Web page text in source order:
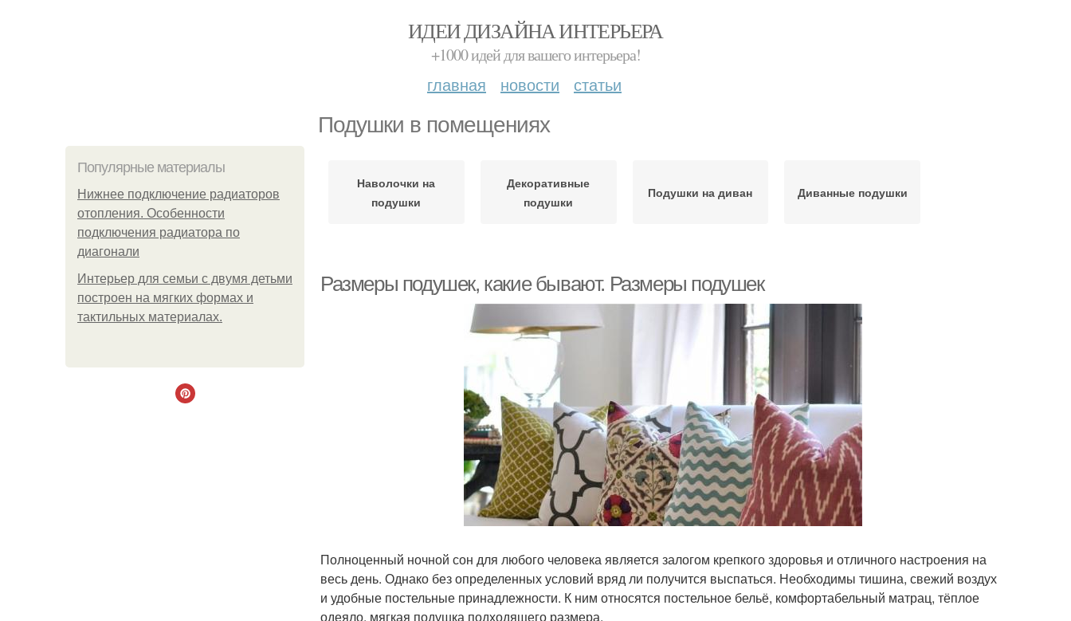
ИДЕИ ДИЗАЙНА ИНТЕРЬЕРА
+1000 идей для вашего интерьера!
главная новости статьи
Подушки в помещениях
Популярные материалы
Нижнее подключение радиаторов
отопления. Особенности
подключения радиатора по
диагонали
Интерьер для семьи с двумя детьми
построен на мягких формах и
тактильных материалах.
Наволочки на
подушки
Декоративные
подушки
Подушки на диван Диванные подушки
Размеры подушек, какие бывают. Размеры подушек
Полноценный ночной сон для любого человека является залогом крепкого здоровья и отличного настроения на
весь день. Однако без определенных условий вряд ли получится выспаться. Необходимы тишина, свежий воздух
и удобные постельные принадлежности. К ним относятся постельное бельё, комфортабельный матрац, тёплое
одеяло, мягкая подушка подходящего размера.